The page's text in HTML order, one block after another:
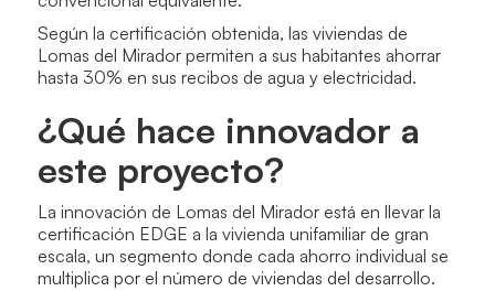
Según la certificación obtenida, las viviendas de
Lomas del Mirador permiten a sus habitantes ahorrar
hasta 30% en sus recibos de agua y electricidad.
¿Qué hace innovador a
este proyecto?
La innovación de Lomas del Mirador está en llevar la
certificación EDGE a la vivienda unifamiliar de gran
escala, un segmento donde cada ahorro individual se
multiplica por el número de viviendas del desarrollo.